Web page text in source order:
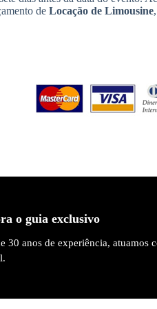
de Locação de Limousine
o guia exclusivo
30 anos de experiência, atuamos